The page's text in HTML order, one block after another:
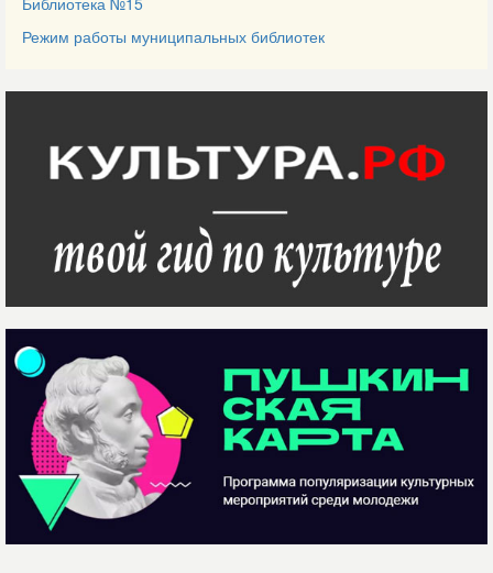
Режим работы муниципальных библиотек